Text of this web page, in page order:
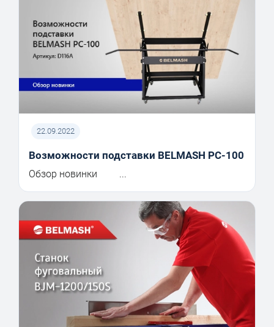
22.09.2022
Возможности подставки BELMASH PC-100
Обзор новинки ...